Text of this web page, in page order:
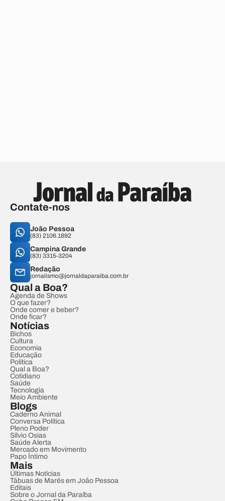
Contate-nos
João Pessoa
(83) 2106.1892
Campina Grande
(83) 3315-3204
Redação
jornalismo@jornaldaparaiba.com.br
Qual a Boa?
Agenda de Shows
O que fazer?
Onde comer e beber?
Onde ficar?
Notícias
Bichos
Cultura
Economia
Educação
Política
Qual a Boa?
Cotidiano
Saúde
Tecnologia
Meio Ambiente
Blogs
Caderno Animal
Conversa Política
Pleno Poder
Sílvio Osias
Saúde Alerta
Mercado em Movimento
Papo Íntimo
Mais
Últimas Notícias
Tábuas de Marés em João Pessoa
Editais
Sobre o Jornal da Paraíba